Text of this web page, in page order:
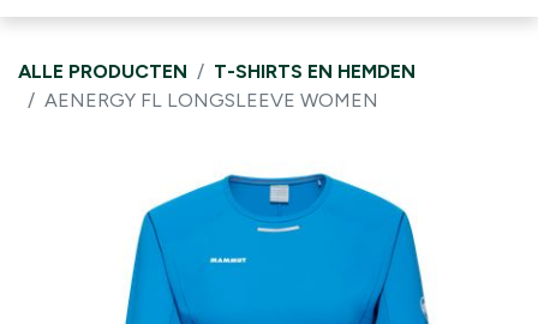
ALLE PRODUCTEN
T-SHIRTS EN HEMDEN
AENERGY FL LONGSLEEVE WOMEN